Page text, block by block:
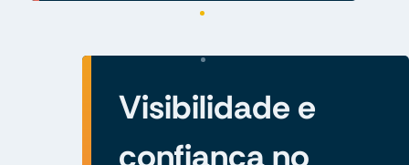
Visibilidade e
confiança no